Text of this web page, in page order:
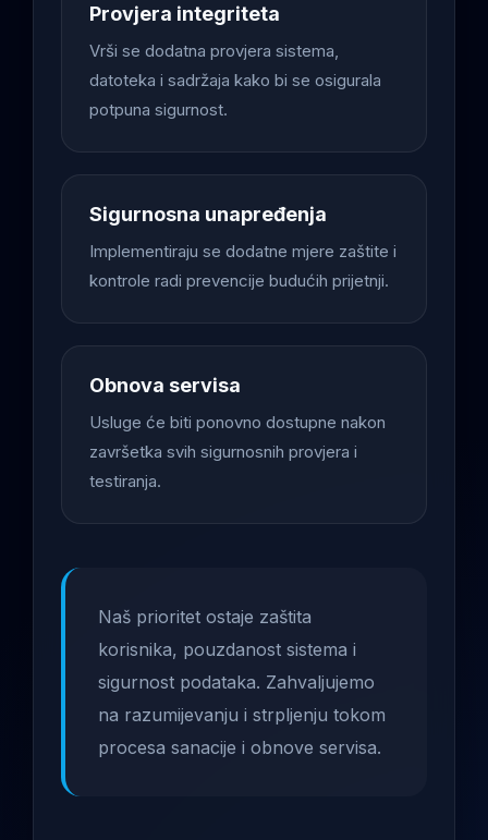
Provjera integriteta
Vrši se dodatna provjera sistema,
datoteka i sadržaja kako bi se osigurala
potpuna sigurnost.
Sigurnosna unapređenja
Implementiraju se dodatne mjere zaštite i
kontrole radi prevencije budućih prijetnji.
Obnova servisa
Usluge će biti ponovno dostupne nakon
završetka svih sigurnosnih provjera i
testiranja.
Naš prioritet ostaje zaštita
korisnika, pouzdanost sistema i
sigurnost podataka. Zahvaljujemo
na razumijevanju i strpljenju tokom
procesa sanacije i obnove servisa.